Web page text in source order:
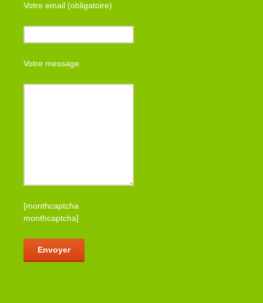
Votre email (obligatoire)
Votre message
[monthcaptcha
monthcaptcha]